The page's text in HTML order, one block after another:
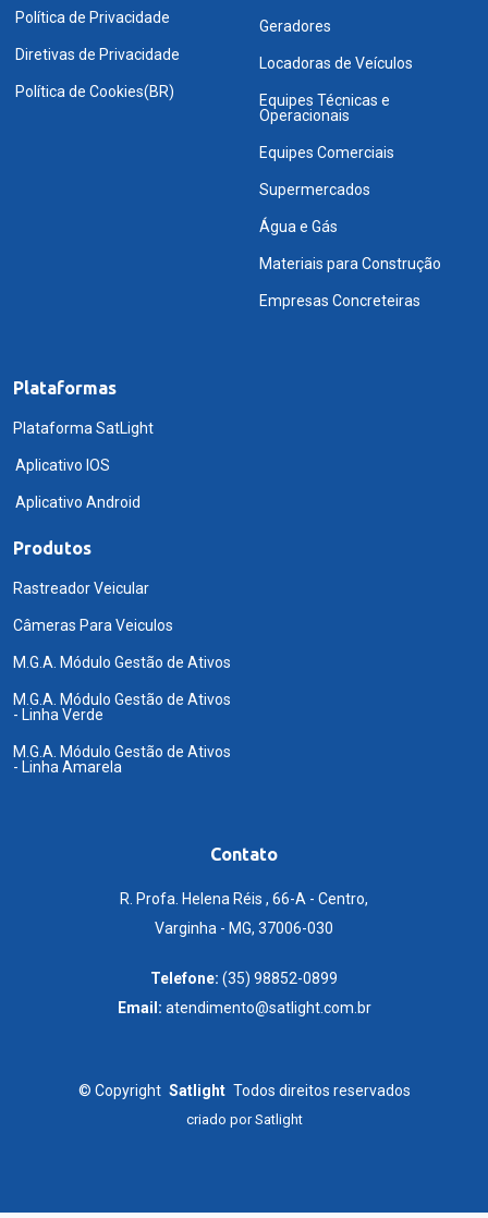
Política de Privacidade
Diretivas de Privacidade
Política de Cookies(BR)
Geradores
Locadoras de Veículos
Equipes Técnicas e
Operacionais
Equipes Comerciais
Supermercados
Água e Gás
Materiais para Construção
Empresas Concreteiras
Plataformas
Plataforma SatLight
Aplicativo IOS
Aplicativo Android
Produtos
Rastreador Veicular
Câmeras Para Veiculos
M.G.A. Módulo Gestão de Ativos
M.G.A. Módulo Gestão de Ativos
- Linha Verde
M.G.A. Módulo Gestão de Ativos
- Linha Amarela
Contato
R. Profa. Helena Réis , 66-A - Centro,
Varginha - MG, 37006-030
Telefone: (35) 98852-0899
Email: atendimento@satlight.com.br
© Copyright Satlight Todos direitos reservados
criado porSatlight